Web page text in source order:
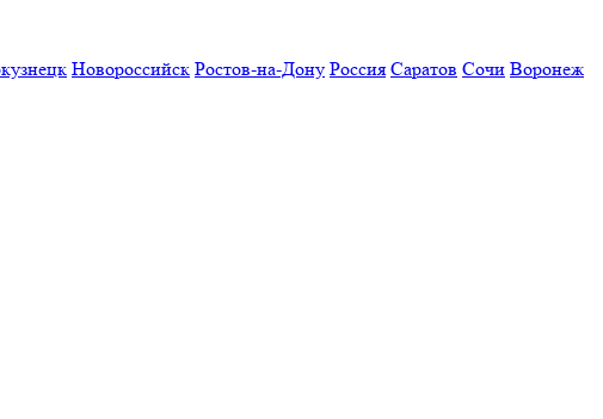
Новороссийск Ростов-на-Дону Россия Саратов Сочи Воронеж